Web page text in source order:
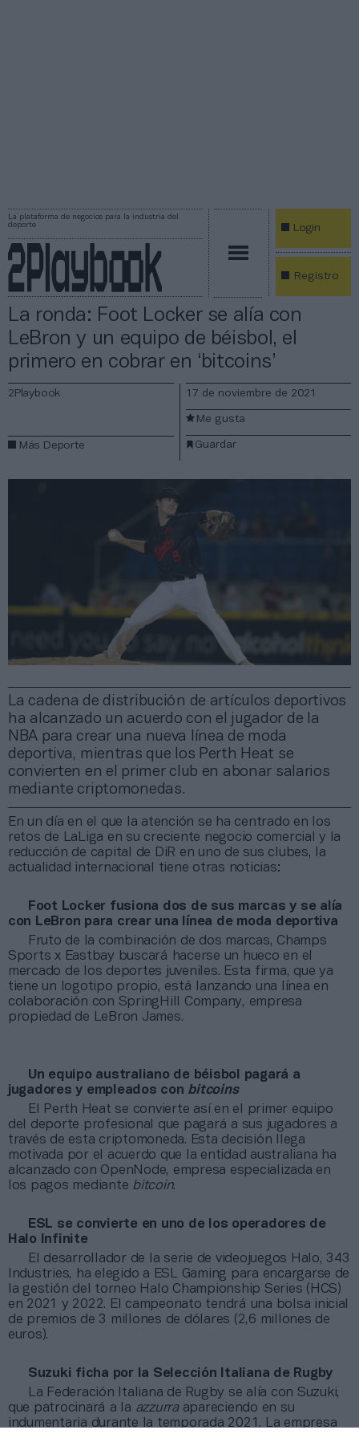
La plataforma de negocios para la industria del
deporte
Login
Registro
La ronda: Foot Locker se alía con
LeBron y un equipo de béisbol, el
primero en cobrar en ‘bitcoins’
La cadena de distribución de artículos deportivos
ha alcanzado un acuerdo con el jugador de la
NBA para crear una nueva línea de moda
deportiva, mientras que los Perth Heat se
convierten en el primer club en abonar salarios
mediante criptomonedas.
2Playbook
Más Deporte
17 de noviembre de 2021
Guardar
Me gusta
En un día en el que la atención se ha centrado en los
retos de LaLiga en su creciente negocio comercial y la
reducción de capital de DiR en uno de sus clubes, la
actualidad internacional tiene otras noticias:
Foot Locker fusiona dos de sus marcas y se alía
con LeBron para crear una línea de moda deportiva
Fruto de la combinación de dos marcas, Champs
Sports x Eastbay buscará hacerse un hueco en el
mercado de los deportes juveniles. Esta firma, que ya
tiene un logotipo propio, está lanzando una línea en
colaboración con SpringHill Company, empresa
propiedad de LeBron James.
Un equipo australiano de béisbol pagará a
jugadores y empleados con bitcoins
El Perth Heat se convierte así en el primer equipo
del deporte profesional que pagará a sus jugadores a
través de esta criptomoneda. Esta decisión llega
motivada por el acuerdo que la entidad australiana ha
alcanzado con OpenNode, empresa especializada en
los pagos mediante bitcoin.
ESL se convierte en uno de los operadores de
Halo Infinite
El desarrollador de la serie de videojuegos Halo, 343
Industries, ha elegido a ESL Gaming para encargarse de
la gestión del torneo Halo Championship Series (HCS)
en 2021 y 2022. El campeonato tendrá una bolsa inicial
de premios de 3 millones de dólares (2,6 millones de
euros).
Suzuki ficha por la Selección Italiana de Rugby
La Federación Italiana de Rugby se alía con Suzuki,
que patrocinará a la azzurraapareciendo en su
indumentaria durante la temporada 2021. La empresa